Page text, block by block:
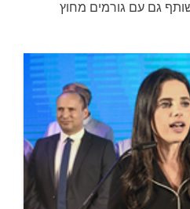
גם עם גורמים מחוץ